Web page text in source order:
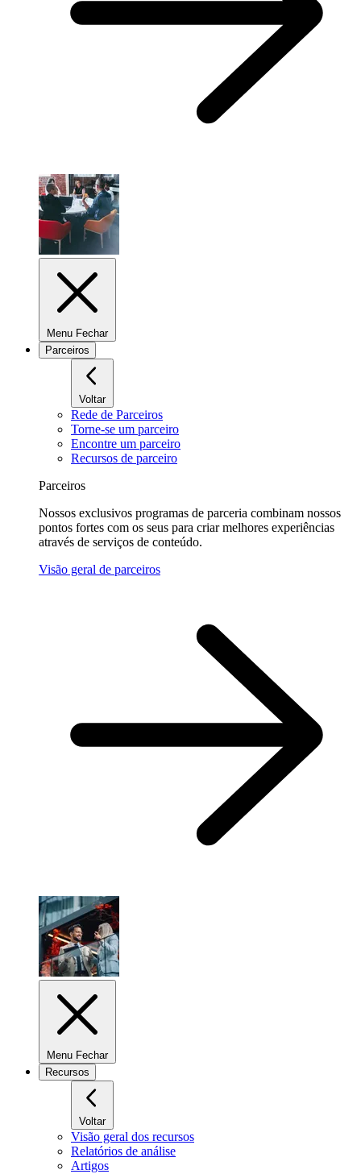
Menu Fechar
Parceiros
Voltar
Rede de Parceiros
Torne-se um parceiro
Encontre um parceiro
Recursos de parceiro
Parceiros
Nossos exclusivos programas de parceria combinam nossos
pontos fortes com os seus para criar melhores experiências
através de serviços de conteúdo.
Visão geral de parceiros
Menu Fechar
Recursos
Voltar
Visão geral dos recursos
Relatórios de análise
Artigos